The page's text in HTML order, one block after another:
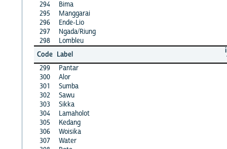
294
Bima
295
Manggarai
296
Ende-Lio
297
Ngada/Riung
298
Lombleu
Code Label
299
Pantar
300
Alor
301
Sumba
302
Sawu
303
Sikka
304
Lamaholot
305
Kedang
306
Woisika
307
Water